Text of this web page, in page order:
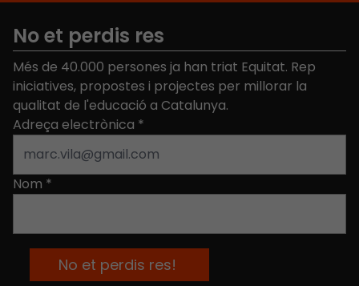
No et perdis res
Més de 40.000 persones ja han triat Equitat. Rep
iniciatives, propostes i projectes per millorar la
qualitat de l'educació a Catalunya.
Adreça electrònica *
Nom *